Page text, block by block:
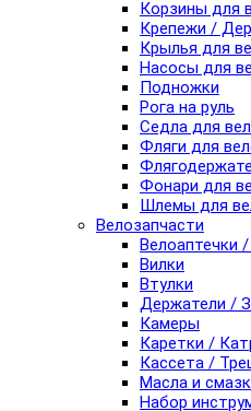
Корзины для
Крепежи /
Крылья для
Насосы для
Подножки
Рога на руль
Седла для
Фляги для
Фонари для
Шлемы для
Велозапчасти
Велоаптечки
Вилки
Втулки
Держатели /
Камеры
Каретки /
Кассета /
Масла и
Набор